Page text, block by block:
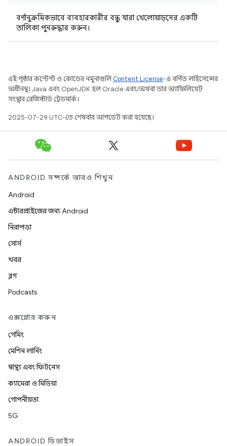
বর্ণানুক্রমিকভাবে ব্যবহারকারীর বন্ধু যারা খেলোয়াড়দের একটি
তালিকা পুনরুদ্ধার করুন।
এই পৃষ্ঠার কন্টেন্ট ও কোডের নমুনাগুলিContent License-এ বর্ণিত লাইসেন্সের
অধীনস্থ। Java এবং OpenJDK হল Oracle এবং/অথবা তার অ্যাফিলিয়েট
সংস্থার রেজিস্টার্ড ট্রেডমার্ক।
2025-07-29 UTC-তে শেষবার আপডেট করা হয়েছে।
ANDROID সম্পর্কে আরও শিখুন
Android
এন্টারপ্রাইজের জন্য Android
নিরাপত্তা
সোর্স
খবর
ব্লগ
Podcasts
এক্সপ্লোর করুন
গেমিং
মেশিন লার্নিং
স্বাস্থ্য এবং ফিটনেস
ক্যামেরা ও মিডিয়া
গোপনীয়তা
5G
ANDROID ডিভাইস